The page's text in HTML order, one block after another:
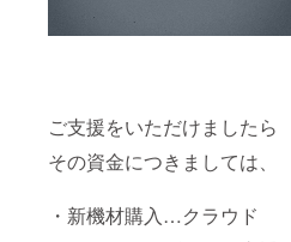
ご支援をいただけましたら
その資金につきましては、
・新機材購入…クラウド